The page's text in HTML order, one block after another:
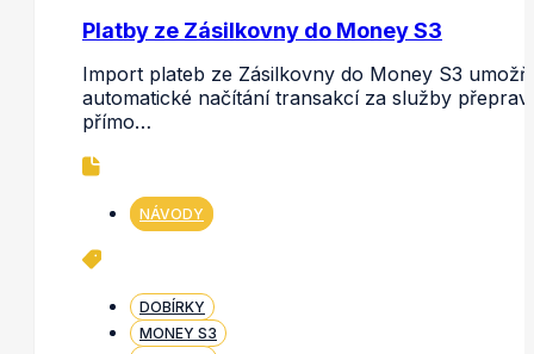
Platby ze Zásilkovny do Money S3
Import plateb ze Zásilkovny do Money S3
automatické načítání transakcí za služby
přímo…
NÁVODY
DOBÍRKY
MONEY S3